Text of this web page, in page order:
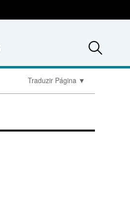
Traduzir Página ▼